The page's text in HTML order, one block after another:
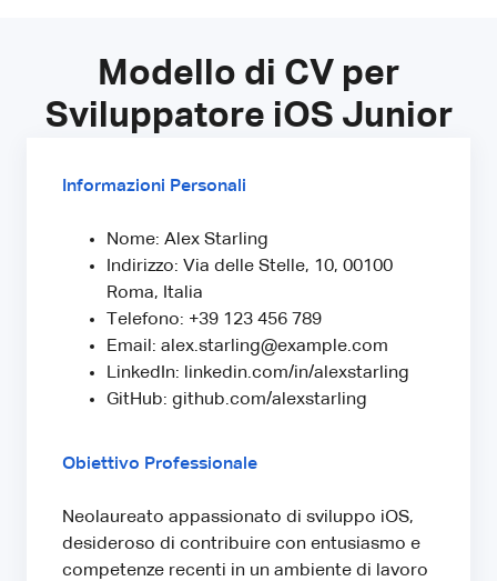
Modello di CV per
Sviluppatore iOS Junior
Informazioni Personali
Nome: Alex Starling
Indirizzo: Via delle Stelle, 10, 00100
Roma, Italia
Telefono: +39 123 456 789
Email: alex.starling@example.com
LinkedIn: linkedin.com/in/alexstarling
GitHub: github.com/alexstarling
Obiettivo Professionale
Neolaureato appassionato di sviluppo iOS,
desideroso di contribuire con entusiasmo e
competenze recenti in un ambiente di lavoro